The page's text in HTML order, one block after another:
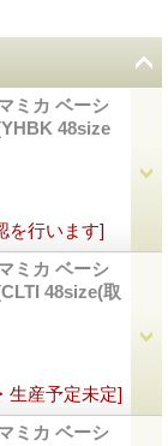
ミカ ベーシ
YHBK 48size
を行います]
ミカ ベーシ
CLTI 48size(取
生産予定未定]
ミカ ベーシ